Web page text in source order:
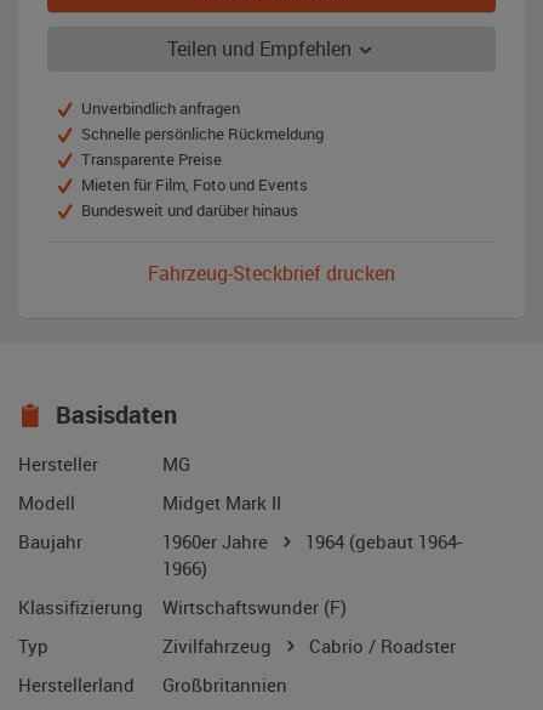
Teilen und Empfehlen
Unverbindlich anfragen
Schnelle persönliche Rückmeldung
Transparente Preise
Mieten für Film, Foto und Events
Bundesweit und darüber hinaus
Fahrzeug-Steckbrief drucken
Basisdaten
Hersteller
MG
Modell
Midget Mark II
Baujahr
1960er Jahre 1964 (gebaut 1964-
1966)
Klassifizierung
Wirtschaftswunder (F)
Typ
Zivilfahrzeug
Cabrio / Roadster
Herstellerland
Großbritannien